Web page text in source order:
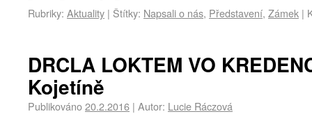
Rubriky: Aktuality | Štítky: Napsali o nás, Představení, Zámek |
DRCLA LOKTEM VO
Kojetíně
Publikováno20.2.2016 | Autor: Lucie Ráczová